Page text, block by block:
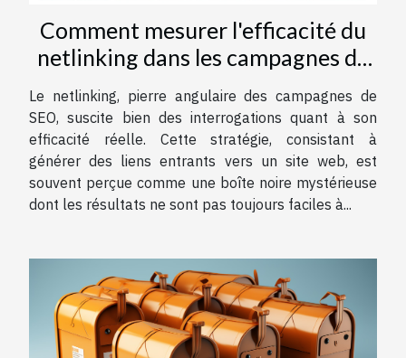
Comment mesurer l'efficacité du
netlinking dans les campagnes de
SEO
Le netlinking, pierre angulaire des campagnes de
SEO, suscite bien des interrogations quant à son
efficacité réelle. Cette stratégie, consistant à
générer des liens entrants vers un site web, est
souvent perçue comme une boîte noire mystérieuse
dont les résultats ne sont pas toujours faciles à...